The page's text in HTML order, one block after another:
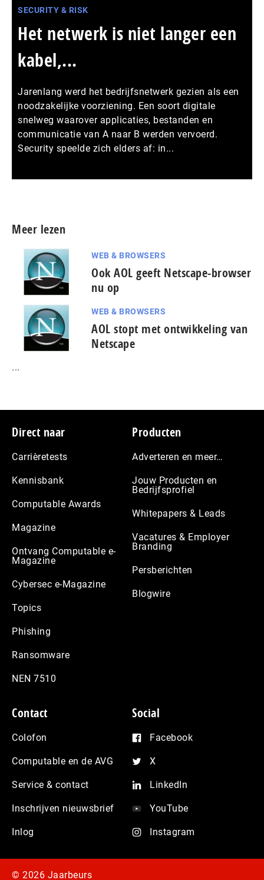
SECURITY & RISK
Het netwerk is niet langer een
kabel,...
Jarenlang werd het bedrijfsnetwerk gezien als een
noodzakelijke voorziening. Een soort digitale
snelweg waarover applicaties, bestanden en
communicatie van A naar B werden vervoerd.
Security speelde zich elders af: in...
Meer lezen
WEB & BROWSERS
Ook AOL geeft Netscape-browser
nu op
WEB & BROWSERS
AOL stopt met ontwikkeling van
Netscape
...
Footer
Direct naar
Carrièretests
Kennisbank
Computable Awards
Magazine
Ontvang Computable e-
Magazine
Cybersec e-Magazine
Topics
Phishing
Ransomware
NEN 7510
Producten
Adverteren en meer…
Jouw Producten en
Bedrijfsprofiel
Whitepapers & Leads
Vacatures & Employer
Branding
Persberichten
Blogwire
Contact
Colofon
Computable en de AVG
Service & contact
Inschrijven nieuwsbrief
Inlog
Social
Facebook
X
LinkedIn
YouTube
Instagram
© 2026 Jaarbeurs